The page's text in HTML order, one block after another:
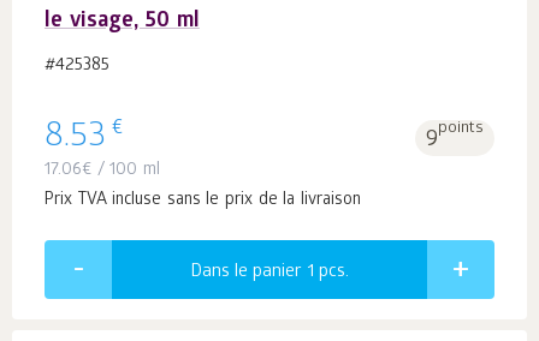
le visage, 50 ml
#425385
8.53 € 9points
17.06€ / 100 ml
Prix TVA incluse sans le prix de la livraison
Dans le panier 1 pcs.